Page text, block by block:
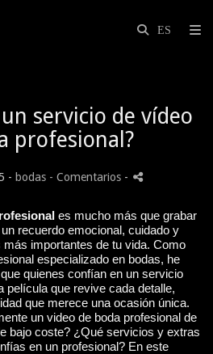
servicio de vídeo
profesional?
- bodas - Comentarios -
es mucho más que grabar
recuerdo emocional, cuidado y
importantes de tu vida. Como
especializado en bodas, he
quienes confían en un servicio
película que revive cada detalle,
que merece una ocasión única.
un video de boda profesional de
bajo coste? ¿Qué servicios y extras
en un profesional? En este